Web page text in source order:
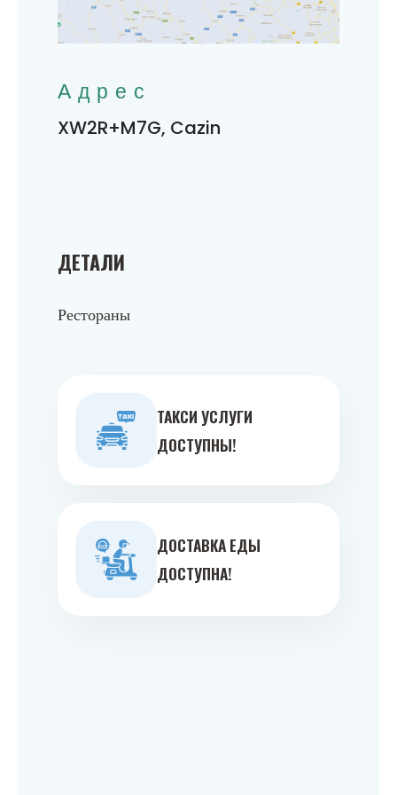
ДЕТАЛИ
Рестораны
ТАКСИ УСЛУГИ
ДОСТУПНЫ!
ДОСТАВКА ЕДЫ
ДОСТУПНА!
Адрес
XW2R+M7G, Cazin